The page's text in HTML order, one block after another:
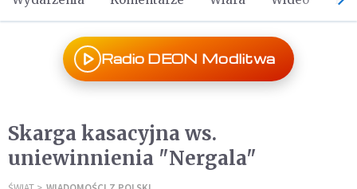
Radio DEON Modlitwa
Skarga kasacyjna ws.
uniewinnienia "Nergala"